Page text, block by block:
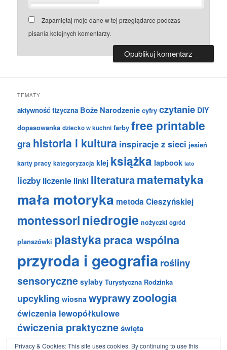
Zapamiętaj moje dane w tej przeglądarce podczas
pisania kolejnych komentarzy.
TEMATY
aktywność fizyczna Boże Narodzenie cyfry czytanie DIY
dopasowanka dziecko w kuchni farby free printable
gra historia i kultura inspiracje z sieci jesień
karty pracy kategoryzacja klej książka lapbook lato
liczby liczenie linki literaturamatematyka
mała motoryka metoda Cieszyńskiej
montessoriniedrogie nożyczki ogród
planszówki plastykapraca wspólna
przyroda i geografiarośliny
sensoryczne sylaby Turystyczna Rodzinka
upcykling wiosna wyprawyzoologia
ćwiczenia lewopółkulowe
ćwiczenia praktyczneświęta
Privacy & Cookies: This site uses cookies. By continuing to use this